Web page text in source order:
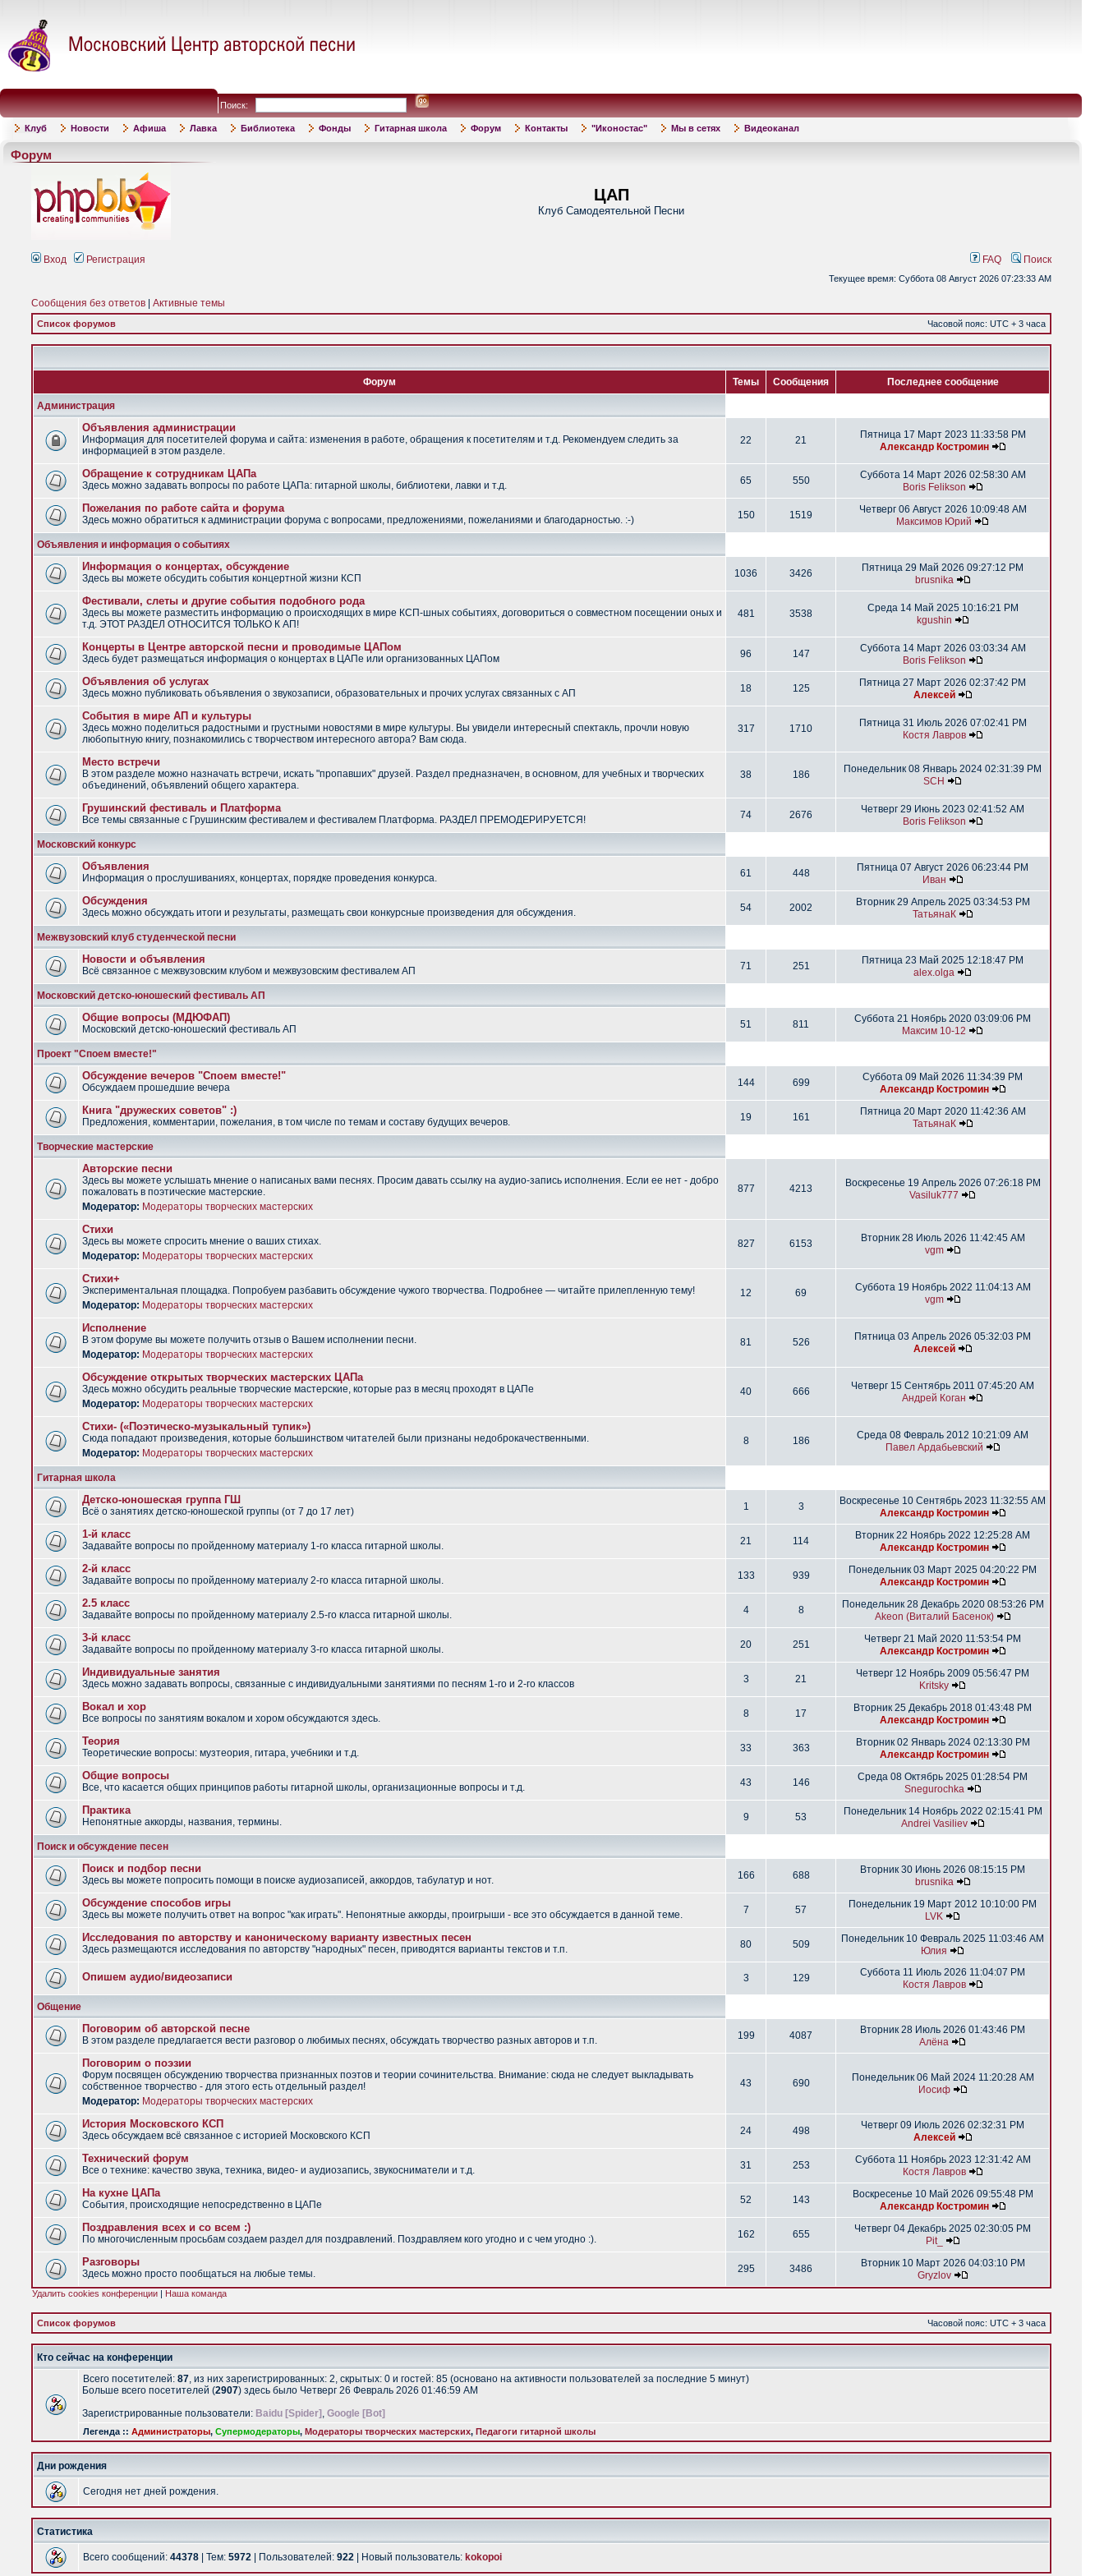
Поиск:
Клуб Новости Афиша Лавка Библиотека Фонды Гитарная школа Форум Контакты "Иконостас" Мы в сетях Видеоканал
Форум
ЦАП
Клуб Самодеятельной Песни
Вход Регистрация FAQ Поиск
Текущее время: Суббота 08 Август 2026 07:23:33 AM
Сообщения без ответов Активные темы
Список форумов Часовой пояс: UTC + 3 часа
Форум Темы Сообщения Последнее сообщение
Администрация
Объявления администрации
Информация для посетителей форума и сайта: изменения в работе, обращения к посетителям и т.д. Рекомендуем следить за
информацией в этом разделе.
22 21
Пятница 17 Март 2023 11:33:58 PM
Александр Костромин
Обращение к сотрудникам ЦАПа
Здесь можно задавать вопросы по работе ЦАПа: гитарной школы, библиотеки, лавки и т.д. 65 550
Суббота 14 Март 2026 02:58:30 AM
Boris Felikson
Пожелания по работе сайта и форума
Здесь можно обратиться к администрации форума с вопросами, предложениями, пожеланиями и благодарностью. :-) 150 1519
Четверг 06 Август 2026 10:09:48 AM
Максимов Юрий
Объявления и информация о событиях
Информация о концертах, обсуждение
Здесь вы можете обсудить события концертной жизни КСП 1036 3426
Пятница 29 Май 2026 09:27:12 PM
brusnika
Фестивали, слеты и другие события подобного рода
Здесь вы можете разместить информацию о происходящих в мире КСП-шных событиях, договориться о совместном посещении оных и
т.д. ЭТОТ РАЗДЕЛ ОТНОСИТСЯ ТОЛЬКО К АП!
481 3538
Среда 14 Май 2025 10:16:21 PM
kgushin
Концерты в Центре авторской песни и проводимые ЦАПом
Здесь будет размещаться информация о концертах в ЦАПе или организованных ЦАПом 96 147
Суббота 14 Март 2026 03:03:34 AM
Boris Felikson
Объявления об услугах
Здесь можно публиковать объявления о звукозаписи, образовательных и прочих услугах связанных с АП 18 125
Пятница 27 Март 2026 02:37:42 PM
Алексей
События в мире АП и культуры
Здесь можно поделиться радостными и грустными новостями в мире культуры. Вы увидели интересный спектакль, прочли новую
любопытную книгу, познакомились с творчеством интересного автора? Вам сюда.
317 1710
Пятница 31 Июль 2026 07:02:41 PM
Костя Лавров
Место встречи
В этом разделе можно назначать встречи, искать "пропавших" друзей. Раздел предназначен, в основном, для учебных и творческих
объединений, объявлений общего характера.
38 186
Понедельник 08 Январь 2024 02:31:39 PM
SCH
Грушинский фестиваль и Платформа
Все темы связанные с Грушинским фестивалем и фестивалем Платформа. РАЗДЕЛ ПРЕМОДЕРИРУЕТСЯ! 74 2676
Четверг 29 Июнь 2023 02:41:52 AM
Boris Felikson
Московский конкурс
Объявления
Информация о прослушиваниях, концертах, порядке проведения конкурса. 61 448
Пятница 07 Август 2026 06:23:44 PM
Иван
Обсуждения
Здесь можно обсуждать итоги и результаты, размещать свои конкурсные произведения для обсуждения. 54 2002
Вторник 29 Апрель 2025 03:34:53 PM
ТатьянаК
Межвузовский клуб студенческой песни
Новости и объявления
Всё связанное с межвузовским клубом и межвузовским фестивалем АП 71 251
Пятница 23 Май 2025 12:18:47 PM
alex.olga
Московский детско-юношеский фестиваль АП
Общие вопросы (МДЮФАП)
Московский детско-юношеский фестиваль АП 51 811
Суббота 21 Ноябрь 2020 03:09:06 PM
Максим 10-12
Проект "Споем вместе!"
Обсуждение вечеров "Споем вместе!"
Обсуждаем прошедшие вечера 144 699
Суббота 09 Май 2026 11:34:39 PM
Александр Костромин
Книга "дружеских советов" :)
Предложения, комментарии, пожелания, в том числе по темам и составу будущих вечеров. 19 161
Пятница 20 Март 2020 11:42:36 AM
ТатьянаК
Творческие мастерские
Авторские песни
Здесь вы можете услышать мнение о написаных вами песнях. Просим давать ссылку на аудио-запись исполнения. Если ее нет - добро
пожаловать в поэтические мастерские.
Модератор: Модераторы творческих мастерских
877 4213
Воскресенье 19 Апрель 2026 07:26:18 PM
Vasiluk777
Стихи
Здесь вы можете спросить мнение о ваших стихах.
Модератор: Модераторы творческих мастерских
827 6153
Вторник 28 Июль 2026 11:42:45 AM
vgm
Стихи+
Экспериментальная площадка. Попробуем разбавить обсуждение чужого творчества. Подробнее — читайте прилепленную тему!
Модератор: Модераторы творческих мастерских
12 69
Суббота 19 Ноябрь 2022 11:04:13 AM
vgm
Исполнение
В этом форуме вы можете получить отзыв о Вашем исполнении песни.
Модератор: Модераторы творческих мастерских
81 526
Пятница 03 Апрель 2026 05:32:03 PM
Алексей
Обсуждение открытых творческих мастерских ЦАПа
Здесь можно обсудить реальные творческие мастерские, которые раз в месяц проходят в ЦАПе
Модератор: Модераторы творческих мастерских
40 666
Четверг 15 Сентябрь 2011 07:45:20 AM
Андрей Коган
Стихи- («Поэтическо-музыкальный тупик»)
Сюда попадают произведения, которые большинством читателей были признаны недоброкачественными.
Модератор: Модераторы творческих мастерских
8 186
Среда 08 Февраль 2012 10:21:09 AM
Павел Ардабьевский
Гитарная школа
Детско-юношеская группа ГШ
Всё о занятиях детско-юношеской группы (от 7 до 17 лет) 1 3
Воскресенье 10 Сентябрь 2023 11:32:55 AM
Александр Костромин
1-й класс
Задавайте вопросы по пройденному материалу 1-го класса гитарной школы. 21 114
Вторник 22 Ноябрь 2022 12:25:28 AM
Александр Костромин
2-й класс
Задавайте вопросы по пройденному материалу 2-го класса гитарной школы. 133 939
Понедельник 03 Март 2025 04:20:22 PM
Александр Костромин
2.5 класс
Задавайте вопросы по пройденному материалу 2.5-го класса гитарной школы. 4 8
Понедельник 28 Декабрь 2020 08:53:26 PM
Akeon (Виталий Басенок)
3-й класс
Задавайте вопросы по пройденному материалу 3-го класса гитарной школы. 20 251
Четверг 21 Май 2020 11:53:54 PM
Александр Костромин
Индивидуальные занятия
Здесь можно задавать вопросы, связанные с индивидуальными занятиями по песням 1-го и 2-го классов 3 21
Четверг 12 Ноябрь 2009 05:56:47 PM
Kritsky
Вокал и хор
Все вопросы по занятиям вокалом и хором обсуждаются здесь. 8 17
Вторник 25 Декабрь 2018 01:43:48 PM
Александр Костромин
Теория
Теоретические вопросы: музтеория, гитара, учебники и т.д. 33 363
Вторник 02 Январь 2024 02:13:30 PM
Александр Костромин
Общие вопросы
Все, что касается общих принципов работы гитарной школы, организационные вопросы и т.д. 43 146
Среда 08 Октябрь 2025 01:28:54 PM
Snegurochka
Практика
Непонятные аккорды, названия, термины. 9 53
Понедельник 14 Ноябрь 2022 02:15:41 PM
Andrei Vasiliev
Поиск и обсуждение песен
Поиск и подбор песни
Здесь вы можете попросить помощи в поиске аудиозаписей, аккордов, табулатур и нот. 166 688
Вторник 30 Июнь 2026 08:15:15 PM
brusnika
Обсуждение способов игры
Здесь вы можете получить ответ на вопрос "как играть". Непонятные аккорды, проигрыши - все это обсуждается в данной теме. 7 57
Понедельник 19 Март 2012 10:10:00 PM
LVK
Исследования по авторству и каноническому варианту известных песен
Здесь размещаются исследования по авторству "народных" песен, приводятся варианты текстов и т.п. 80 509
Понедельник 10 Февраль 2025 11:03:46 AM
Юлия
Опишем аудио/видеозаписи 3 129
Суббота 11 Июль 2026 11:04:07 PM
Костя Лавров
Общение
Поговорим об авторской песне
В этом разделе предлагается вести разговор о любимых песнях, обсуждать творчество разных авторов и т.п. 199 4087
Вторник 28 Июль 2026 01:43:46 PM
Алёна
Поговорим о поэзии
Форум посвящен обсуждению творчества признанных поэтов и теории сочинительства. Внимание: сюда не следует выкладывать
собственное творчество - для этого есть отдельный раздел!
Модератор: Модераторы творческих мастерских
43 690
Понедельник 06 Май 2024 11:20:28 AM
Иосиф
История Московского КСП
Здесь обсуждаем всё связанное с историей Московского КСП 24 498
Четверг 09 Июль 2026 02:32:31 PM
Алексей
Технический форум
Все о технике: качество звука, техника, видео- и аудиозапись, звукосниматели и т.д. 31 253
Суббота 11 Ноябрь 2023 12:31:42 AM
Костя Лавров
На кухне ЦАПа
События, происходящие непосредственно в ЦАПе 52 143
Воскресенье 10 Май 2026 09:55:48 PM
Александр Костромин
Поздравления всех и со всем :)
По многочисленным просьбам создаем раздел для поздравлений. Поздравляем кого угодно и с чем угодно :). 162 655
Четверг 04 Декабрь 2025 02:30:05 PM
Pit_
Разговоры
Здесь можно просто пообщаться на любые темы. 295 3486
Вторник 10 Март 2026 04:03:10 PM
Gryzlov
Удалить cookies конференции | Наша команда
Список форумов Часовой пояс: UTC + 3 часа
Кто сейчас на конференции
Всего посетителей: 87, из них зарегистрированных: 2, скрытых: 0 и гостей: 85 (основано на активности пользователей за последние 5 минут)
Больше всего посетителей (2907) здесь было Четверг 26 Февраль 2026 01:46:59 AM
Зарегистрированные пользователи: Baidu [Spider] , Google [Bot]
Легенда :: Администраторы, Супермодераторы, Модераторы творческих мастерских, Педагоги гитарной школы
Дни рождения
Сегодня нет дней рождения.
Статистика
Всего сообщений: 44378 | Тем: 5972 | Пользователей: 922 | Новый пользователь: kokopoi